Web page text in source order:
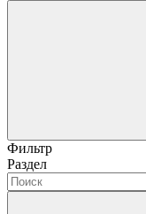
Фильтр
Раздел